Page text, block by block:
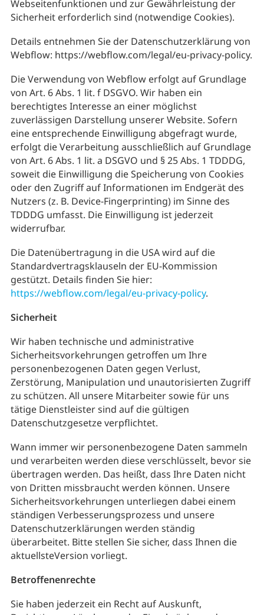
Webseitenfunktionen und zur Gewährleistung der
Sicherheit erforderlich sind (notwendige Cookies).
Details entnehmen Sie der Datenschutzerklärung von
Webflow: https://webflow.com/legal/eu-privacy-policy.
Die Verwendung von Webflow erfolgt auf Grundlage
von Art. 6 Abs. 1 lit. f DSGVO. Wir haben ein
berechtigtes Interesse an einer möglichst
zuverlässigen Darstellung unserer Website. Sofern
eine entsprechende Einwilligung abgefragt wurde,
erfolgt die Verarbeitung ausschließlich auf Grundlage
von Art. 6 Abs. 1 lit. a DSGVO und § 25 Abs. 1 TDDDG,
soweit die Einwilligung die Speicherung von Cookies
oder den Zugriff auf Informationen im Endgerät des
Nutzers (z. B. Device-Fingerprinting) im Sinne des
TDDDG umfasst. Die Einwilligung ist jederzeit
widerrufbar.
Die Datenübertragung in die USA wird auf die
Standardvertragsklauseln der EU-Kommission
gestützt. Details finden Sie hier:
https://webflow.com/legal/eu-privacy-policy.
Sicherheit
Wir haben technische und administrative
Sicherheitsvorkehrungen getroffen um Ihre
personenbezogenen Daten gegen Verlust,
Zerstörung, Manipulation und unautorisierten Zugriff
zu schützen. All unsere Mitarbeiter sowie für uns
tätige Dienstleister sind auf die gültigen
Datenschutzgesetze verpflichtet.
Wann immer wir personenbezogene Daten sammeln
und verarbeiten werden diese verschlüsselt, bevor sie
übertragen werden. Das heißt, dass Ihre Daten nicht
von Dritten missbraucht werden können. Unsere
Sicherheitsvorkehrungen unterliegen dabei einem
ständigen Verbesserungsprozess und unsere
Datenschutzerklärungen werden ständig
überarbeitet. Bitte stellen Sie sicher, dass Ihnen die
aktuellsteVersion vorliegt.
Betroffenenrechte
Sie haben jederzeit ein Recht auf Auskunft,